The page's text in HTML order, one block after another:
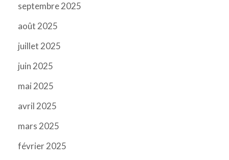
septembre 2025
août 2025
juillet 2025
juin 2025
mai 2025
avril 2025
mars 2025
février 2025